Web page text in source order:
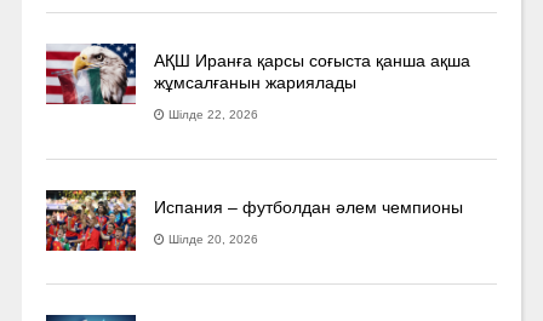
АҚШ Иранға қарсы соғыста қанша ақша
жұмсалғанын жариялады
Шілде 22, 2026
Испания – футболдан әлем чемпионы
Шілде 20, 2026